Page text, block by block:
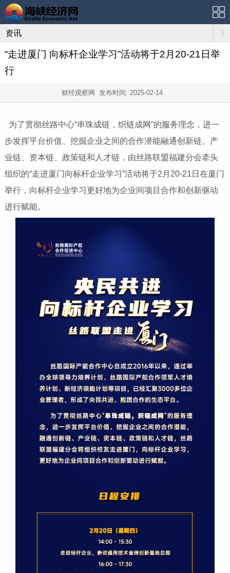
资讯
“走进厦门 向标杆企业学习”活动将于2月20-21日举
行
财经观察网 发布时间: 2025-02-14
为了贯彻丝路中心“串珠成链，织链成网”的服务理念，进一
步发挥平台价值、挖掘企业之间的合作潜能融通创新链、产
业链、资本链、政策链和人才链，由丝路联盟福建分会牵头
组织的“走进厦门向标杆企业学习”活动将于2月20-21日在厦门
举行，向标杆企业学习更好地为企业间项目合作和创新驱动
进行赋能。